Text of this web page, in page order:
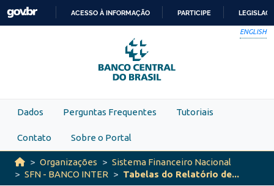
Skip to main content
PARA
O
CONTEÚDO
ACESSO À INFORMAÇÃO PARTICIPE
ENGLISH
Dados Perguntas Frequentes Tutoriais
Contato Sobre o Portal
Organizações
Sistema Financeiro Nacional
SFN - BANCO INTER
Tabelas do Relatório de...